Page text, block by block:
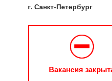
г. Санкт-Петербург
Вакансия